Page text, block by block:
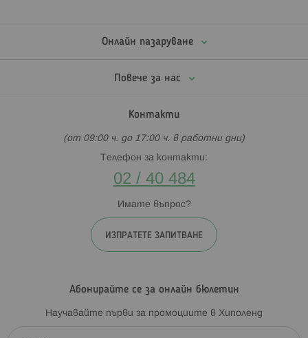
Онлайн пазаруване
Повече за нас
Контакти
(от 09:00 ч. до 17:00 ч. в работни дни)
Телефон за контакти:
02 / 40 484
Имате въпрос?
ИЗПРАТЕТЕ ЗАПИТВАНЕ
Абонирайте се за онлайн бюлетин
Научавайте първи за промоциите в Хиполенд